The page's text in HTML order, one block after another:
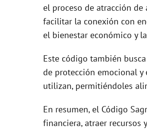
el proceso de atracción
facilitar la conexión con
el bienestar económico y
Este código también
de protección emocional y
utilizan, permitiéndoles
En resumen, el Código
financiera, atraer recursos